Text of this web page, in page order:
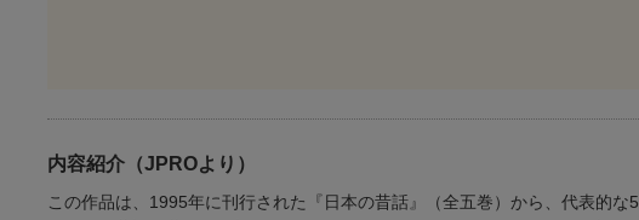
内容紹介（JPROより）
この作品は、1995年に刊行された『日本の昔話』（全五巻）から、代表的